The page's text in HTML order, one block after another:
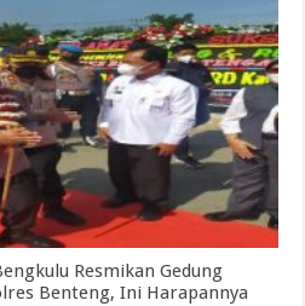
Resmikan Gedung
Benteng, Ini Harapannya